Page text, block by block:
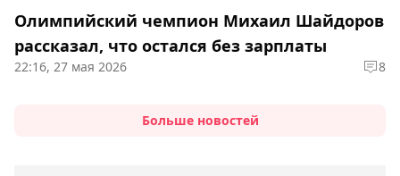
Олимпийский чемпион Михаил Шайдоров
рассказал, что остался без зарплаты
22:16, 27 мая 2026 8
Больше новостей